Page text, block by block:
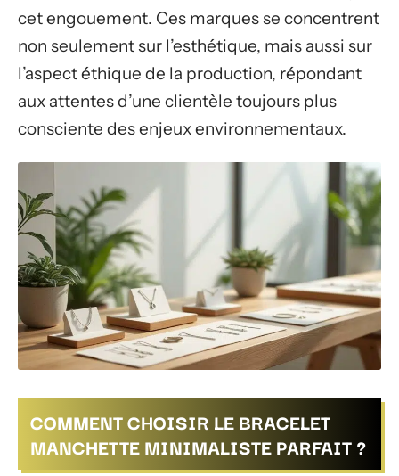
cet engouement. Ces marques se concentrent
non seulement sur l’esthétique, mais aussi sur
l’aspect éthique de la production, répondant
aux attentes d’une clientèle toujours plus
consciente des enjeux environnementaux.
COMMENT CHOISIR LE BRACELET
MANCHETTE MINIMALISTE PARFAIT ?